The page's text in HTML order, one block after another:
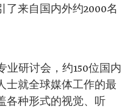
了来自国内外约2000名
业研讨会，约150位国内
士就全球媒体工作的最
各种形式的视觉、听